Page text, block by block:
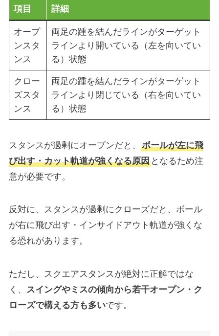
項目 詳細
オープ
ンスタ
ンス
両足の踵を結んだラインがターゲット
ラインより開いている（左を向いてい
る）状態
クロー
ズスタ
ンス
両足の踵を結んだラインがターゲット
ラインより閉じている（右を向いてい
る）状態
スタンスが過剰にオープンだと、 ボールが左に飛
び出す・カット軌道が強くなる原因となるため注
意が必要です。
反対に、スタンスが過剰にクローズだと、ボール
が右に飛び出す・インサイドアウト軌道が強くな
る恐れがあります。
ただし、スクエアスタンスが絶対に正解ではな
く、 スイングやミスの傾向から若干オープン・ク
ローズで構える方も多いです。